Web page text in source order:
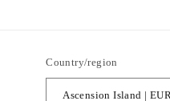
Country/region